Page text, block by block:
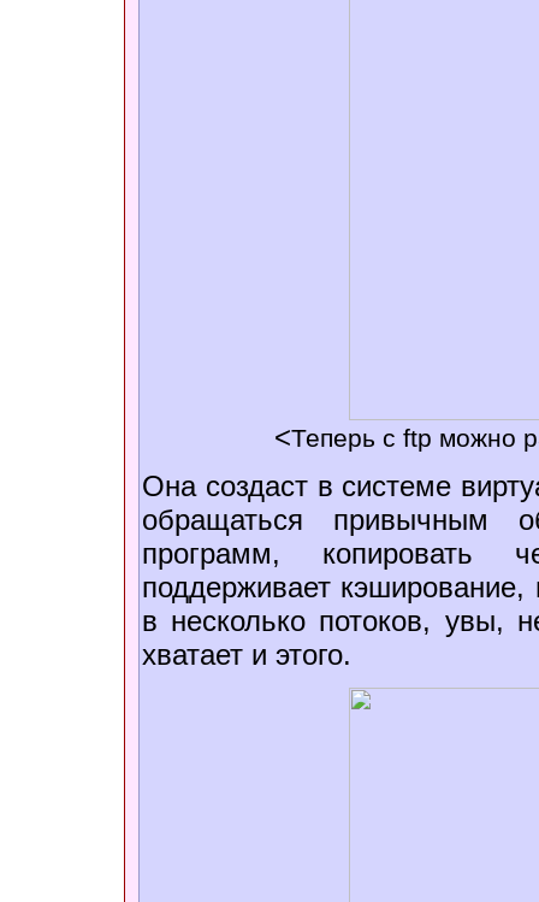
<Теперь с ftp можно
Она создаст в системе
обращаться привычным
программ, копировать
поддерживает
в несколько потоков, увы,
хватает и этого.